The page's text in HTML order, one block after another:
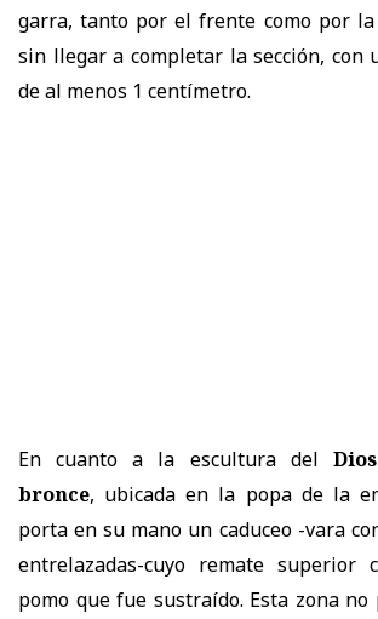
garra, tanto por el frente como por
sin llegar a completar la sección, con
de al menos 1 centímetro.
En cuanto a la escultura del
bronce, ubicada en la popa de la
porta en su mano un caduceo -vara
entrelazadas-cuyo remate superior
pomo que fue sustraído. Esta zona no